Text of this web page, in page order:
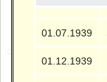
01.07.1939
01.12.1939